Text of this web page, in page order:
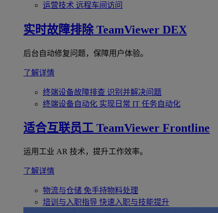
运营技术 远程车间访问
实时故障排除 TeamViewer DEX
后台自动修复问题，保障用户体验。
了解详情
终端设备故障排查 识别并解决问题
终端设备自动化 实现日常 IT 任务自动化
适合互联员工 TeamViewer Frontline
运用工业 AR 技术，提升工作效率。
了解详情
物流与仓储 免手持物料处理
培训与入职指导 快速入职与技能提升